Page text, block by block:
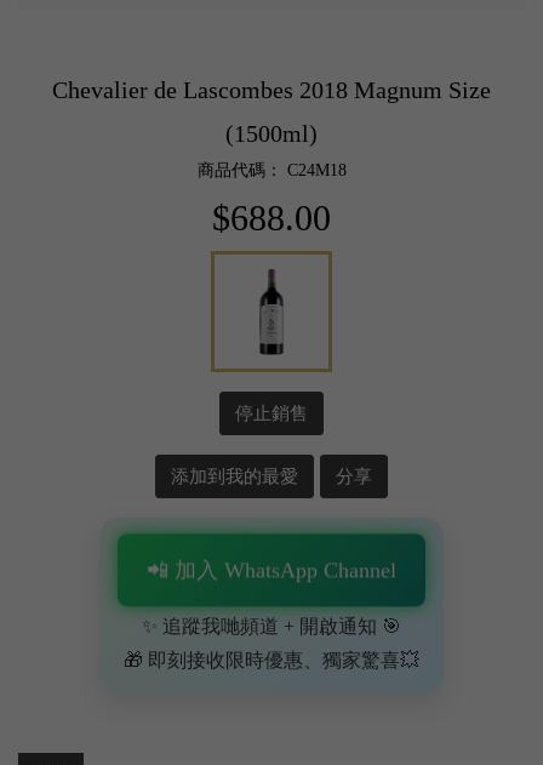
Chevalier de Lascombes 2018 Magnum Size
(1500ml)
商品代碼： C24M18
$688.00
停止銷售
添加到我的最愛 分享
📲 加入 WhatsApp Channel
✨ 追蹤我哋頻道 + 開啟通知 🎯
🎁 即刻接收限時優惠、獨家驚喜💥